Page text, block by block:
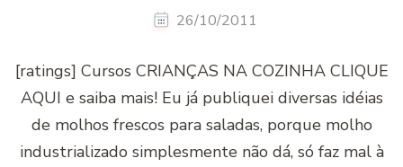
26/10/2011
[ratings] Cursos CRIANÇAS NA COZINHA CLIQUE
AQUI e saiba mais! Eu já publiquei diversas idéias
de molhos frescos para saladas, porque molho
industrializado simplesmente não dá, só faz mal à